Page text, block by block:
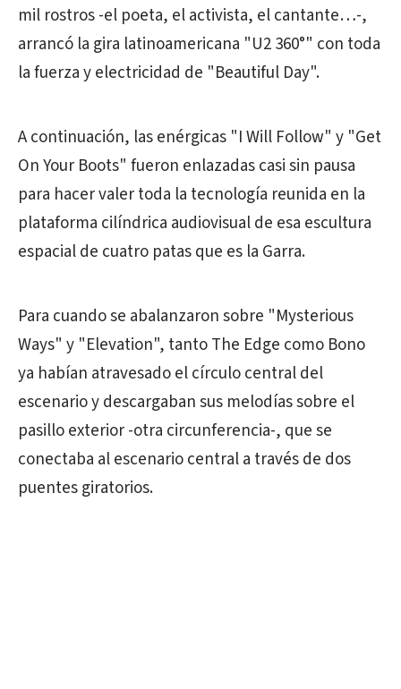
mil rostros -el poeta, el activista, el cantante…-,
arrancó la gira latinoamericana "U2 360°" con toda
la fuerza y electricidad de "Beautiful Day".
A continuación, las enérgicas "I Will Follow" y "Get
On Your Boots" fueron enlazadas casi sin pausa
para hacer valer toda la tecnología reunida en la
plataforma cilíndrica audiovisual de esa escultura
espacial de cuatro patas que es la Garra.
Para cuando se abalanzaron sobre "Mysterious
Ways" y "Elevation", tanto The Edge como Bono
ya habían atravesado el círculo central del
escenario y descargaban sus melodías sobre el
pasillo exterior -otra circunferencia-, que se
conectaba al escenario central a través de dos
puentes giratorios.